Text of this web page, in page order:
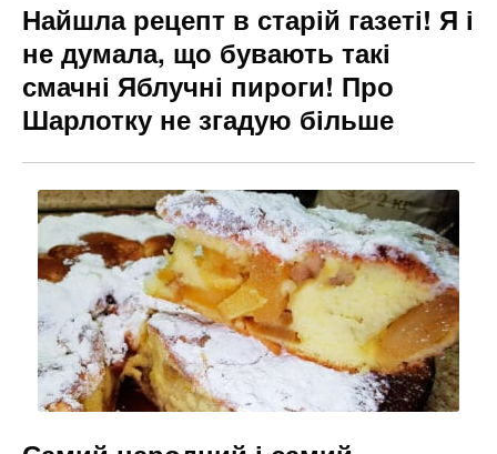
Найшла рецепт в старій газеті! Я і
не думала, що бувають такі
смачні Яблучні пироги! Про
Шарлотку не згадую більше